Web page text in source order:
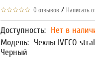
0 отзывов / Написать
Доступность: Нет в
Модель: Чехлы IVECO
Черный